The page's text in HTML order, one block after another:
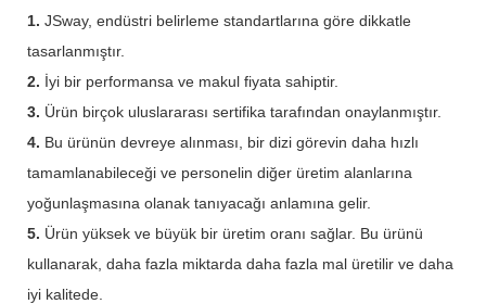
1. JSway, endüstri belirleme standartlarına göre dikkatle
tasarlanmıştır.
2. İyi bir performansa ve makul fiyata sahiptir.
3. Ürün birçok uluslararası sertifika tarafından onaylanmıştır.
4. Bu ürünün devreye alınması, bir dizi görevin daha hızlı
tamamlanabileceği ve personelin diğer üretim alanlarına
yoğunlaşmasına olanak tanıyacağı anlamına gelir.
5. Ürün yüksek ve büyük bir üretim oranı sağlar. Bu ürünü
kullanarak, daha fazla miktarda daha fazla mal üretilir ve daha
iyi kalitede.